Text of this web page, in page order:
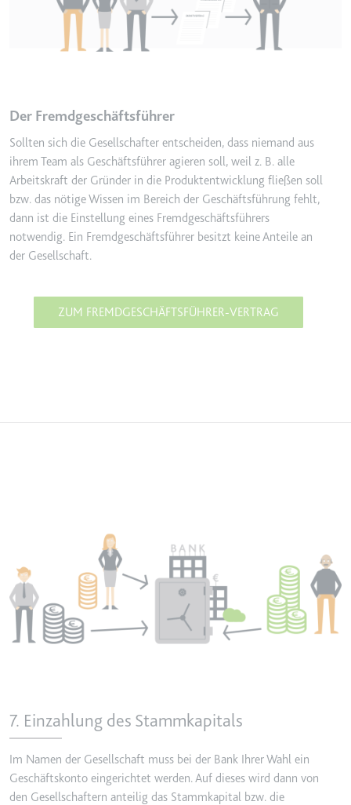
Der Fremdgeschäftsführer
Sollten sich die Gesellschafter entscheiden, dass niemand aus
ihrem Team als Geschäftsführer agieren soll, weil z. B. alle
Arbeitskraft der Gründer in die Produktentwicklung fließen soll
bzw. das nötige Wissen im Bereich der Geschäftsführung fehlt,
dann ist die Einstellung eines Fremdgeschäftsführers
notwendig. Ein Fremdgeschäftsführer besitzt keine Anteile an
der Gesellschaft.
ZUM FREMDGESCHÄFTSFÜHRER-VERTRAG
7. Einzahlung des Stammkapitals
Im Namen der Gesellschaft muss bei der Bank Ihrer Wahl ein
Geschäftskonto eingerichtet werden. Auf dieses wird dann von
den Gesellschaftern anteilig das Stammkapital bzw. die